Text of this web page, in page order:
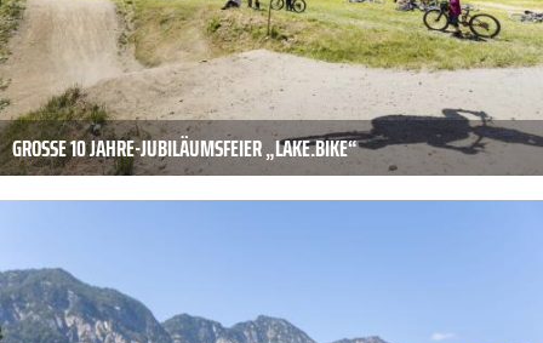
GROSSE 10 JAHRE-JUBILÄUMSFEIER „LAKE.BIKE“